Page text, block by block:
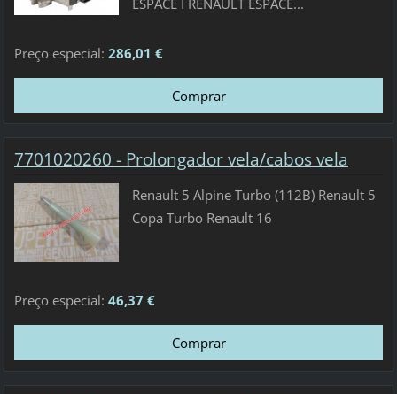
Preço especial: 286,01 €
7701020260 - Prolongador vela/cabos vela
Renault 5 Alpine Turbo (112B) Renault 5
Copa Turbo Renault 16
Preço especial: 46,37 €